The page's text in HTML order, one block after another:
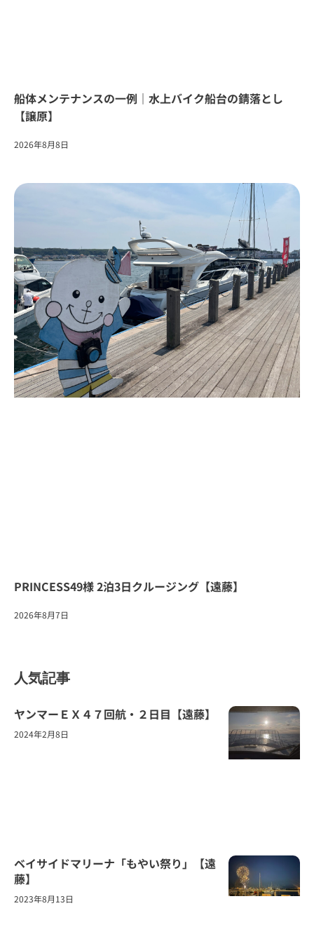
船体メンテナンスの一例｜水上バイク船台の錆落とし
【譲原】
2026年8月8日
PRINCESS49様 2泊3日クルージング【遠藤】
2026年8月7日
人気記事
ヤンマーＥＸ４７回航・２日目【遠藤】
2024年2月8日
ベイサイドマリーナ「もやい祭り」【遠
藤】
2023年8月13日